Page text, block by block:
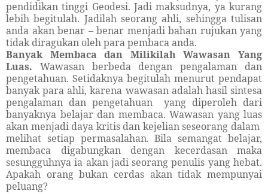
pendidikan tinggi Geodesi. Jadi maksudnya, ya kurang
lebih begitulah. Jadilah seorang ahli, sehingga tulisan
anda akan benar – benar menjadi bahan rujukan yang
tidak diragukan oleh para pembaca anda.
Banyak Membaca dan Milikilah Wawasan Yang
Luas. Wawasan berbeda dengan pengalaman dan
pengetahuan. Setidaknya begitulah menurut pendapat
banyak para ahli, karena wawasan adalah hasil sintesa
pengalaman dan pengetahuan
yang diperoleh dari
banyaknya belajar dan membaca. Wawasan yang luas
akan menjadi daya kritis dan kejelian seseorang dalam
melihat setiap permasalahan. Bila semangat belajar,
membaca digabungkan dengan kecerdasan maka
sesungguhnya ia akan jadi seorang penulis yang hebat.
Apakah orang bukan cerdas akan tidak mempunyai
peluang?